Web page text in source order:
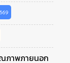
ณภาพภายนอก